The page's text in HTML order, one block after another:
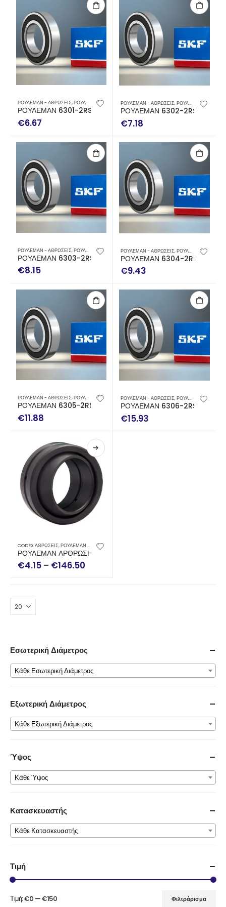
ΡΟΥΛΕΜΑΝ - ΑΘΡΩΣΕΙΣ,ΡΟΥΛΕΜΑΝ SKF
ΡΟΥΛΕΜΑΝ 6301-2RSH SKF
€6.67
ΡΟΥΛΕΜΑΝ - ΑΘΡΩΣΕΙΣ,ΡΟΥΛΕΜΑΝ SKF
ΡΟΥΛΕΜΑΝ 6302-2RSH SKF
€7.18
ΡΟΥΛΕΜΑΝ - ΑΘΡΩΣΕΙΣ,ΡΟΥΛΕΜΑΝ SKF
ΡΟΥΛΕΜΑΝ 6303-2RSH
€8.15
ΡΟΥΛΕΜΑΝ - ΑΘΡΩΣΕΙΣ,ΡΟΥΛΕΜΑΝ SKF
ΡΟΥΛΕΜΑΝ 6304-2RSH SKF
€9.43
ΡΟΥΛΕΜΑΝ - ΑΘΡΩΣΕΙΣ,ΡΟΥΛΕΜΑΝ SKF
ΡΟΥΛΕΜΑΝ 6305-2RSH SKF
€11.88
ΡΟΥΛΕΜΑΝ - ΑΘΡΩΣΕΙΣ,ΡΟΥΛΕΜΑΝ SKF
ΡΟΥΛΕΜΑΝ 6306-2RSH SKF
€15.93
προϊόν
παραλλαγές.
Οι
να
επιλεγούν
στη
σελίδα
προϊόντος
CODEX ΑΘΡΩΣΕΙΣ,ΡΟΥΛΕΜΑΝ - ΑΘΡΩΣΕΙΣ
ΡΟΥΛΕΜΑΝ ΑΡΘΡΩΣΗΣ GE CODEX
€4.15 – €146.50
Εσωτερική Διάμετρος
Κάθε Εσωτερική Διάμετρος
Εξωτερική Διάμετρος
Κάθε Εξωτερική Διάμετρος
Ύψος
Κάθε Ύψος
Κατασκευαστής
Κάθε Κατασκευαστής
Τιμή
Ελάχιστη
Μέγιστη
Φιλτράρισμα
Τιμή:€0 —€150